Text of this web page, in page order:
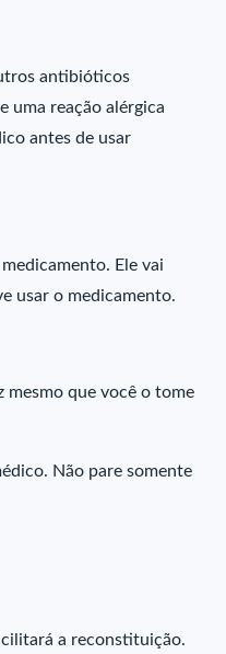
antibióticos
uma reação alérgica
antes de usar
Ele vai
usar o medicamento.
mesmo que você o tome
Não pare somente
a reconstituição.